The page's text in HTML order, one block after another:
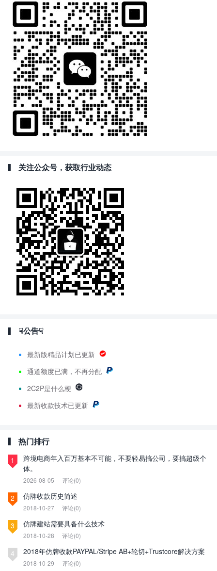
关注公众号，获取行业动态
☟公告☟
最新版精品计划已更新
通道额度已满，不再分配
2C2P是什么梗
最新收款技术已更新
热门排行
1
跨境电商年入百万基本不可能，不要轻易搞公司，要搞超级个
体。
2026-08-05 评论(0)
2 仿牌收款历史简述
2018-10-27 评论(0)
3 仿牌建站需要具备什么技术
2018-10-28 评论(0)
4 2018年仿牌收款PAYPAL/Stripe AB+轮切+Trustcore解决方案
2018-10-29 评论(0)